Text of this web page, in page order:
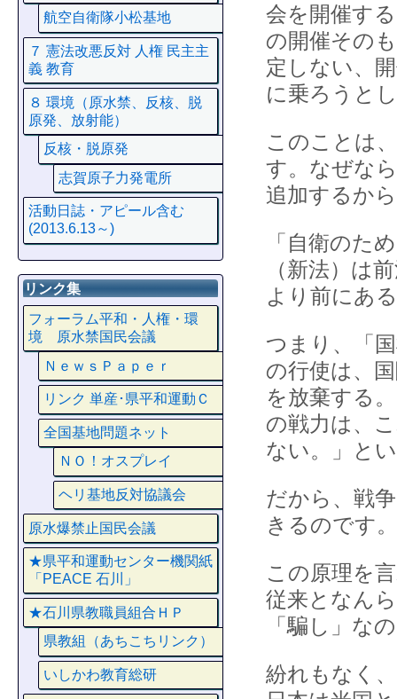
会を開催す
の開催その
定しない、
に乗ろうと
このことは
す。なぜな
追加するか
「自衛のた
（新法）は
より前にあ
つまり、「
の行使は、
を放棄する
の戦力は、
ない。」と
だから、戦
きるのです
この原理を
従来となん
「騙し」な
紛れもなく
航空自衛隊小松基地
７ 憲法改悪反対 人権 民主主
義 教育
８ 環境（原水禁、反核、脱
原発、放射能）
反核・脱原発
志賀原子力発電所
活動日誌・アピール含む
(2013.6.13～)
リンク集
フォーラム平和・人権・環
境 原水禁国民会議
ＮｅｗｓＰａｐｅｒ
リンク 単産･県平和運動Ｃ
全国基地問題ネット
ＮＯ！オスプレイ
ヘリ基地反対協議会
原水爆禁止国民会議
★県平和運動センター機関紙
「PEACE 石川」
★石川県教職員組合ＨＰ
県教組（あちこちリンク）
いしかわ教育総研